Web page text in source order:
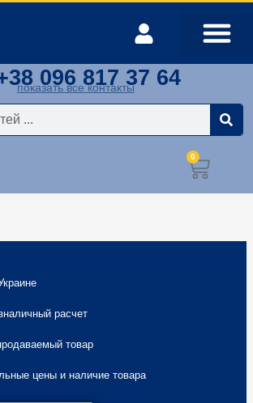
096 817 37 64
показать все контакты
0
расчет
товар
цены и наличие товара